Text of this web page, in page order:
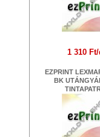
1 310
EZPRINT
BK